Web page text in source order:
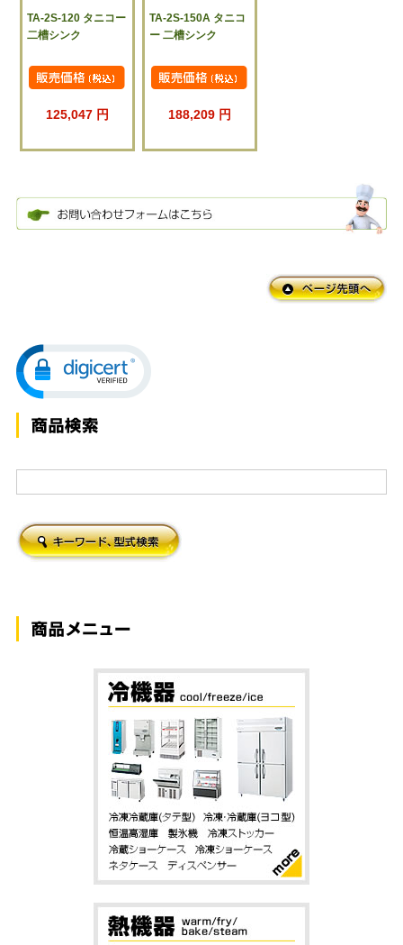
TA-2S-120 タニコー
二槽シンク
125,047 円
TA-2S-150A タニコ
ー 二槽シンク
188,209 円